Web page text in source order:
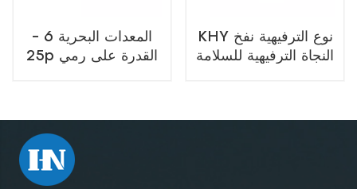
المعدات البحرية 6 -
25p القدرة على رمي
KHY نوع الترفيهية نفخ
النجاة الترفيهية للسلامة